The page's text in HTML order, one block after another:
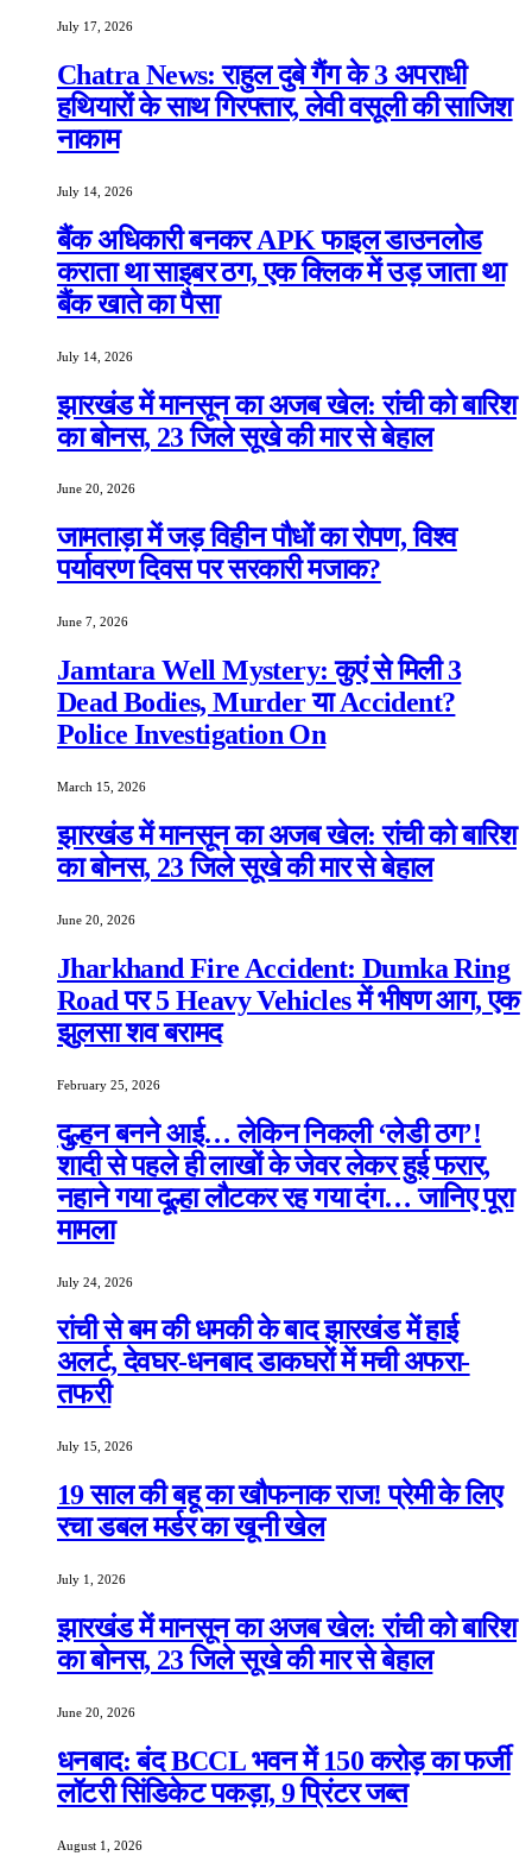
July 17, 2026
Chatra News: राहुल दुबे गैंग के 3 अपराधी
हथियारों के साथ गिरफ्तार, लेवी वसूली की साजिश
नाकाम
July 14, 2026
बैंक अधिकारी बनकर APK फाइल डाउनलोड
कराता था साइबर ठग, एक क्लिक में उड़ जाता था
बैंक खाते का पैसा
July 14, 2026
झारखंड में मानसून का अजब खेल: रांची को बारिश
का बोनस, 23 जिले सूखे की मार से बेहाल
June 20, 2026
जामताड़ा में जड़ विहीन पौधों का रोपण, विश्व
पर्यावरण दिवस पर सरकारी मजाक?
June 7, 2026
Jamtara Well Mystery: कुएं से मिली 3
Dead Bodies, Murder या Accident?
Police Investigation On
March 15, 2026
झारखंड में मानसून का अजब खेल: रांची को बारिश
का बोनस, 23 जिले सूखे की मार से बेहाल
June 20, 2026
Jharkhand Fire Accident: Dumka Ring
Road पर 5 Heavy Vehicles में भीषण आग, एक
झुलसा शव बरामद
February 25, 2026
दुल्हन बनने आई… लेकिन निकली ‘लेडी ठग’!
शादी से पहले ही लाखों के जेवर लेकर हुई फरार,
नहाने गया दूल्हा लौटकर रह गया दंग… जानिए पूरा
मामला
July 24, 2026
रांची से बम की धमकी के बाद झारखंड में हाई
अलर्ट, देवघर-धनबाद डाकघरों में मची अफरा-
तफरी
July 15, 2026
19 साल की बहू का खौफनाक राज! प्रेमी के लिए
रचा डबल मर्डर का खूनी खेल
July 1, 2026
झारखंड में मानसून का अजब खेल: रांची को बारिश
का बोनस, 23 जिले सूखे की मार से बेहाल
June 20, 2026
धनबाद: बंद BCCL भवन में 150 करोड़ का फर्जी
लॉटरी सिंडिकेट पकड़ा, 9 प्रिंटर जब्त
August 1, 2026